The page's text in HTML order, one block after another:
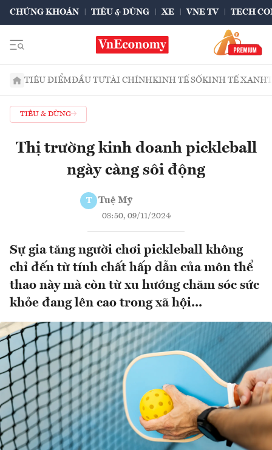
CHỨNG KHOÁN TIÊU & DÙNG XE VNE TV TECH
TIÊU ĐIỂMĐẦU TƯTÀI CHÍNHKINH TẾ SỐKINH TẾ XANH
TIÊU & DÙNG
Thị trường kinh doanh pickleball
ngày càng sôi động
T Tuệ Mỹ
08:50, 09/11/2024
Sự gia tăng người chơi pickleball không
chỉ đến từ tính chất hấp dẫn của môn thể
thao này mà còn từ xu hướng chăm sóc sức
khỏe đang lên cao trong xã hội...